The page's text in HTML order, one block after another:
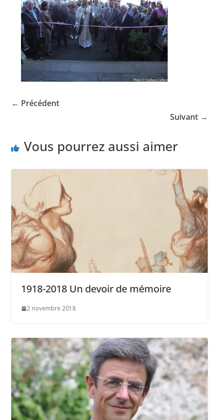
← Précédent
Suivant →
Vous pourrez aussi aimer
1918-2018 Un devoir de mémoire
2 novembre 2018